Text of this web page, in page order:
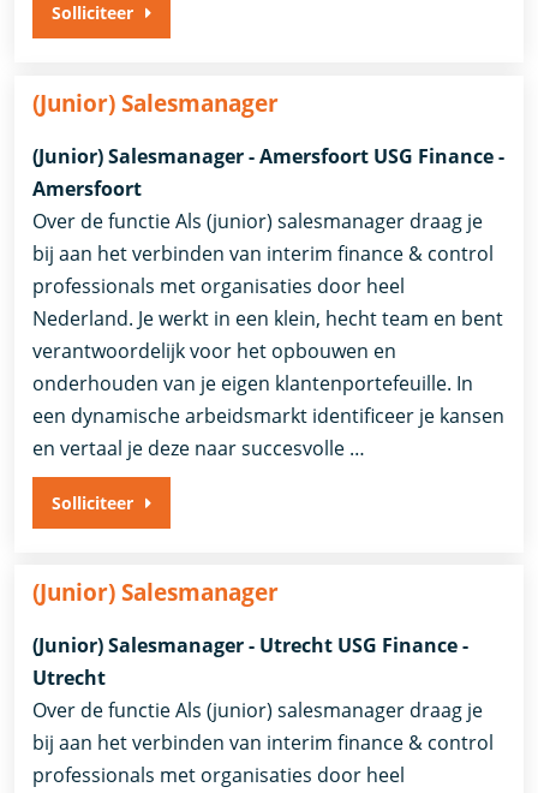
Solliciteer
(Junior) Salesmanager
(Junior) Salesmanager - Amersfoort USG Finance -
Amersfoort
Over de functie Als (junior) salesmanager draag je
bij aan het verbinden van interim finance & control
professionals met organisaties door heel
Nederland. Je werkt in een klein, hecht team en bent
verantwoordelijk voor het opbouwen en
onderhouden van je eigen klantenportefeuille. In
een dynamische arbeidsmarkt identificeer je kansen
en vertaal je deze naar succesvolle …
Solliciteer
(Junior) Salesmanager
(Junior) Salesmanager - Utrecht USG Finance -
Utrecht
Over de functie Als (junior) salesmanager draag je
bij aan het verbinden van interim finance & control
professionals met organisaties door heel